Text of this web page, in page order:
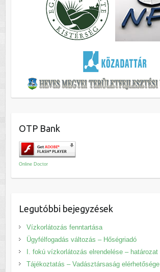
OTP Bank
Online Doctor
Legutóbbi bejegyzések
Vízkorlátozás fenntartása
Ügyfélfogadás változás – Hőségriadó
I. fokú vízkorlátozás elrendelése – határozat
Tájékoztatás – Vadásztársaság elérhetősége